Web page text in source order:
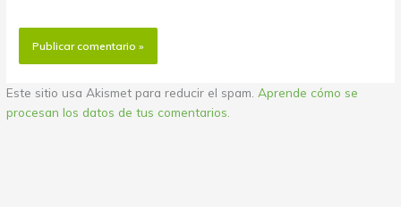
Este sitio usa Akismet para reducir el spam. Aprende cómo se
procesan los datos de tus comentarios.